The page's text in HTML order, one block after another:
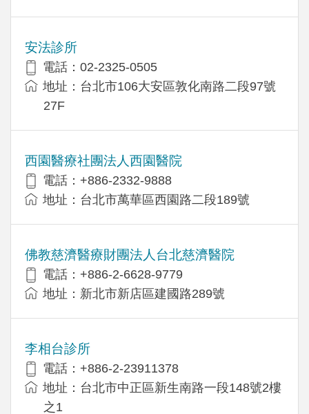
安法診所
電話：02-2325-0505
地址：台北市106大安區敦化南路二段97號
27F
西園醫療社團法人西園醫院
電話：+886-2332-9888
地址：台北市萬華區西園路二段189號
佛教慈濟醫療財團法人台北慈濟醫院
電話：+886-2-6628-9779
地址：新北市新店區建國路289號
李相台診所
電話：+886-2-23911378
地址：台北市中正區新生南路一段148號2樓
之1